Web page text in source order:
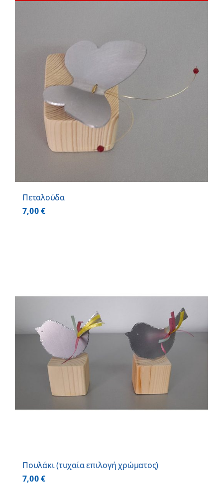
Πεταλούδα
7,00€
Πουλάκι (τυχαία επιλογή χρώματος)
7,00€